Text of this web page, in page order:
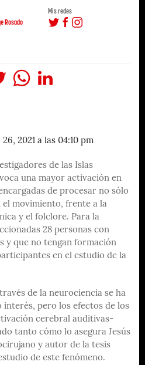
Rosado
Mis redes
2021 a las 04:10 pm
de las Islas
una mayor activación en
de procesar no sólo
el movimiento, frente a la
y el folclore. Para la
28 personas con
y que no tengan formación
en el estudio de la
de la neurociencia se ha
interés, pero los efectos de los
cerebral auditivas-
tanto cómo lo asegura Jesús
y autor de la tesis
de este fenómeno.